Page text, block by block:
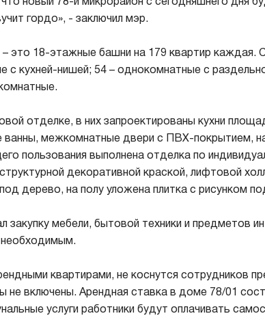
гордо», - заключил мэр.
это 18-этажные башни на 179 квартир каждая.
с кухней-нишей; 54 – однокомнатные с
отделке, в них запроектированы кухни
ванны, межкомнатные двери с ПВХ-покрытием,
пользования выполнена отделка по
декоративной краской, лифтовой
дерево, на полу уложена плитка с рисунком
мебели, бытовой техники и предметов
квартирами, не коснутся сотрудников
не включены. Арендная ставка в доме 78/01
услуги работники будут оплачивать